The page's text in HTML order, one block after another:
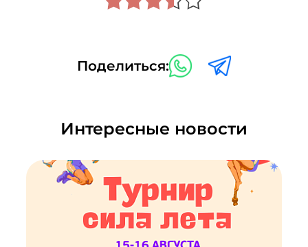
Поделиться:
Интересные новости